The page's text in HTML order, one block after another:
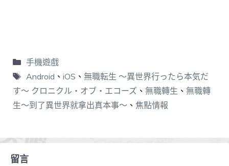
手機遊戲
Android 、 iOS 、 無職転生 〜異世界行ったら本気だ
す〜 クロニクル・オブ・エコーズ 、 無職轉生 、 無職轉
生～到了異世界就拿出真本事～ 、 焦點情報
留言